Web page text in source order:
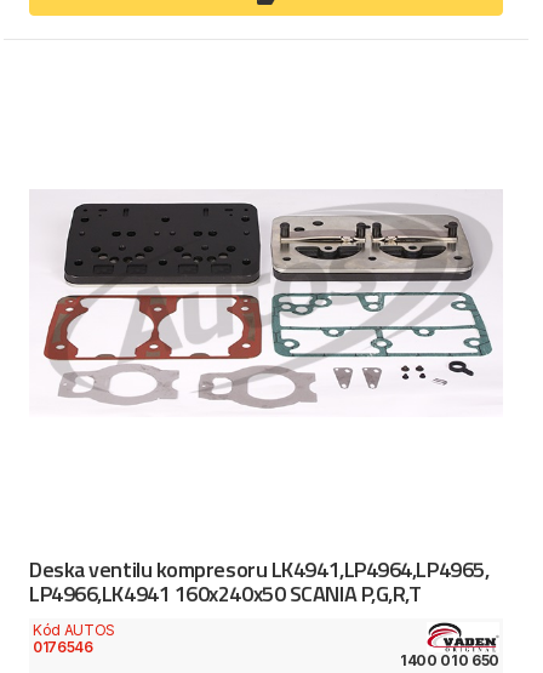
Deska ventilu kompresoru LK4941,LP4964,LP4965,
LP4966,LK4941 160x240x50 SCANIA P,G,R,T
Kód AUTOS
0176546
1400 010 650